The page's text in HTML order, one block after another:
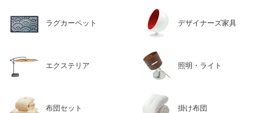
ラグカーペット デザイナーズ家具
エクステリア 照明・ライト
布団セット 掛け布団